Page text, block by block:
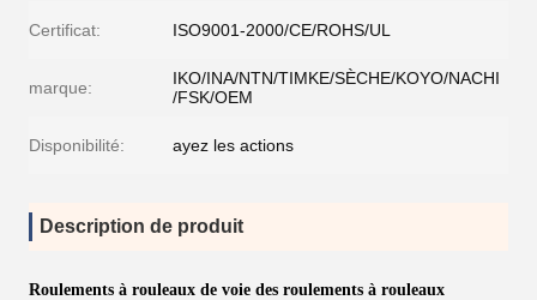
Certificat: ISO9001-2000/CE/ROHS/UL
marque:
IKO/INA/NTN/TIMKE/SÈCHE/KOYO/NACHI
/FSK/OEM
Disponibilité: ayez les actions
Description de produit
Roulements à rouleaux de voie des roulements à rouleaux